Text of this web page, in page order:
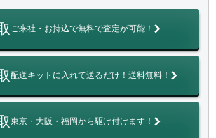
ご来社・お持込で無料で査定が可能！
配送キットに入れて送るだけ！送料無料！
東京・大阪・福岡から駆け付けます！